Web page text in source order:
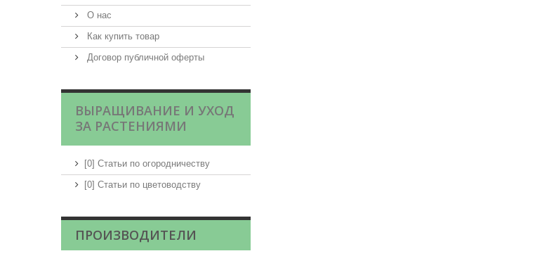
О нас
Как купить товар
Договор публичной оферты
ВЫРАЩИВАНИЕ И УХОД
ЗА РАСТЕНИЯМИ
[0] Статьи по огородничеству
[0] Статьи по цветоводству
ПРОИЗВОДИТЕЛИ